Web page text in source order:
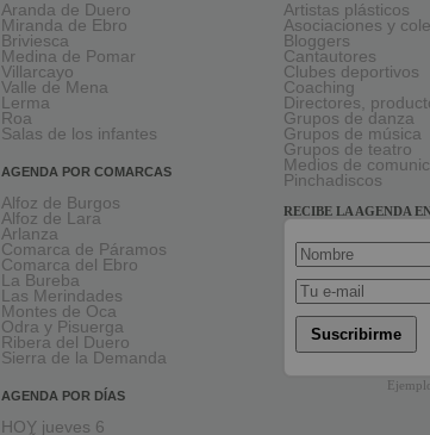
Aranda de Duero
Miranda de Ebro
Briviesca
Medina de Pomar
Villarcayo
Valle de Mena
Lerma
Roa
Salas de los infantes
AGENDA POR COMARCAS
Alfoz de Burgos
Alfoz de Lara
Arlanza
Comarca de Páramos
Comarca del Ebro
La Bureba
Las Merindades
Montes de Oca
Odra y Pisuerga
Ribera del Duero
Sierra de la Demanda
AGENDA POR DÍAS
HOY jueves 6
Artistas plásticos
Asociaciones y
Bloggers
Cantautores
Clubes deportivos
Coaching
Directores,
Grupos de danza
Grupos de música
Grupos de teatro
Medios de
Pinchadiscos
RECIBE LA AGENDA
Suscribirme